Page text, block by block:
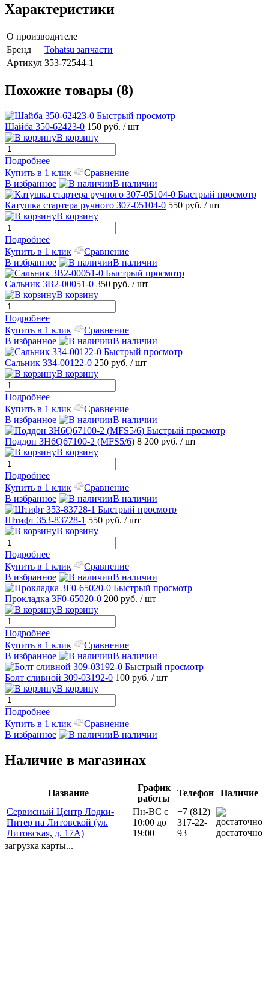
Характеристики
О производителе
Бренд
Tohatsu запчасти
Артикул 353-72544-1
Похожие товары (8)
Быстрый просмотр
Шайба 350-62423-0 150 руб. / шт
В корзину
Подробнее
Купить в 1 клик
Сравнение
В избранное
В наличии
Быстрый просмотр
Катушка стартера ручного 307-05104-0 550 руб. / шт
В корзину
Подробнее
Купить в 1 клик
Сравнение
В избранное
В наличии
Быстрый просмотр
Сальник 3B2-00051-0 350 руб. / шт
В корзину
Подробнее
Купить в 1 клик
Сравнение
В избранное
В наличии
Быстрый просмотр
Сальник 334-00122-0 250 руб. / шт
В корзину
Подробнее
Купить в 1 клик
Сравнение
В избранное
В наличии
Быстрый просмотр
Поддон 3H6Q67100-2 (MFS5/6) 8 200 руб. / шт
В корзину
Подробнее
Купить в 1 клик
Сравнение
В избранное
В наличии
Быстрый просмотр
Штифт 353-83728-1 550 руб. / шт
В корзину
Подробнее
Купить в 1 клик
Сравнение
В избранное
В наличии
Быстрый просмотр
Прокладка 3F0-65020-0 200 руб. / шт
В корзину
Подробнее
Купить в 1 клик
Сравнение
В избранное
В наличии
Быстрый просмотр
Болт сливной 309-03192-0 100 руб. / шт
В корзину
Подробнее
Купить в 1 клик
Сравнение
В избранное
В наличии
Наличие в магазинах
Название
График
работы
Телефон
Наличие
Сервисный Центр Лодки-
Питер на Литовской (ул.
Литовская, д. 17А)
Пн-ВС с
10:00 до
19:00
+7 (812)
317-22-
93
достаточно
загрузка карты...